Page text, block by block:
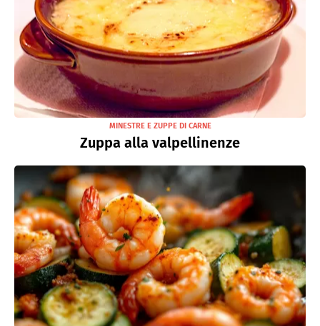
MINESTRE E ZUPPE DI CARNE
Zuppa alla valpellinenze